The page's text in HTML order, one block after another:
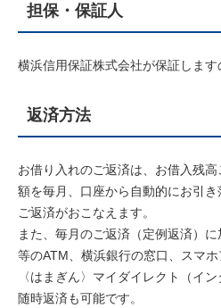
担保・保証人
横浜信用保証株式会社が保証します
返済方法
お借り入れのご返済は、お借入残
額を毎月、口座から自動的にお引
ご返済がおこなえます。
また、毎月のご返済（定例返済）
等のATM、横浜銀行の窓口、スマホ
〈はまぎん〉マイダイレクト（イ
随時返済も可能です。